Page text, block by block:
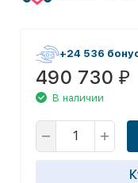
+24 536
490 730 ₽
В наличии